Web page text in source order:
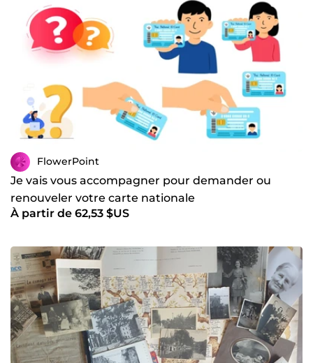
FlowerPoint
Je vais vous accompagner pour demander ou
renouveler votre carte nationale
d'identité/passeport
À partir de 62,53 $US